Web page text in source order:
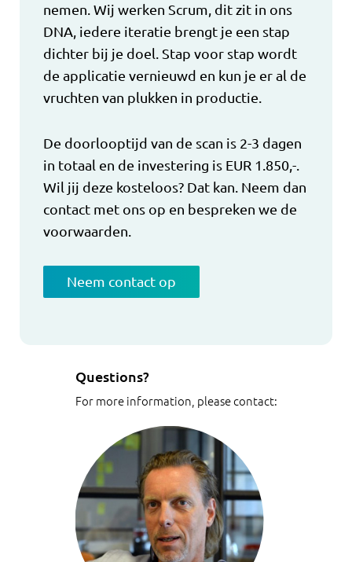
nemen. Wij werken Scrum, dit zit in ons
DNA, iedere iteratie brengt je een stap
dichter bij je doel. Stap voor stap wordt
de applicatie vernieuwd en kun je er al de
vruchten van plukken in productie.
De doorlooptijd van de scan is 2-3 dagen
in totaal en de investering is EUR 1.850,-.
Wil jij deze kosteloos? Dat kan. Neem dan
contact met ons op en bespreken we de
voorwaarden.
Neem contact op
Questions?
For more information, please contact: